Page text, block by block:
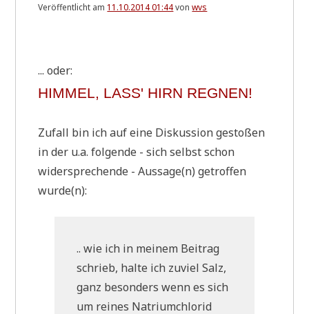
Veröffentlicht am 11.10.2014 01:44vonwvs
... oder:
HIM­MEL, LASS' HIRN REGNEN!
Zufall bin ich auf eine Dis­kus­si­on gesto­ßen
in der u.a. fol­gen­de - sich selbst schon
wider­spre­chen­de - Aussage(n) getrof­fen
wurde(n):
.. wie ich in mei­nem Bei­trag
schrieb, hal­te ich zuviel Salz,
ganz beson­ders wenn es sich
um rei­nes Natri­um­chlo­rid